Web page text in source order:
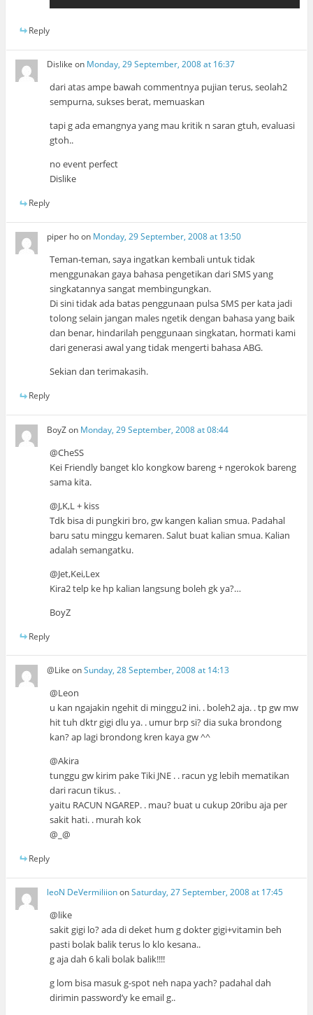
Reply
Dislike on Monday, 29 September, 2008 at 16:37
dari atas ampe bawah commentnya pujian terus, seolah2
sempurna, sukses berat, memuaskan
tapi g ada emangnya yang mau kritik n saran gtuh, evaluasi
gtoh..
no event perfect
Dislike
Reply
piper hoon Monday, 29 September, 2008 at 13:50
Teman-teman, saya ingatkan kembali untuk tidak
menggunakan gaya bahasa pengetikan dari SMS yang
singkatannya sangat membingungkan.
Di sini tidak ada batas penggunaan pulsa SMS per kata jadi
tolong selain jangan males ngetik dengan bahasa yang baik
dan benar, hindarilah penggunaan singkatan, hormati kami
dari generasi awal yang tidak mengerti bahasa ABG.
Sekian dan terimakasih.
Reply
BoyZon Monday, 29 September, 2008 at 08:44
@CheSS
Kei Friendly banget klo kongkow bareng + ngerokok bareng
sama kita.
@J,K,L + kiss
Tdk bisa di pungkiri bro, gw kangen kalian smua. Padahal
baru satu minggu kemaren. Salut buat kalian smua. Kalian
adalah semangatku.
@Jet,Kei,Lex
Kira2 telp ke hp kalian langsung boleh gk ya?…
BoyZ
Reply
@Like onSunday, 28 September, 2008 at 14:13
@Leon
u kan ngajakin ngehit di minggu2 ini. . boleh2 aja. . tp gw mw
hit tuh dktr gigi dlu ya. . umur brp si? dia suka brondong
kan? ap lagi brondong kren kaya gw ^^
@Akira
tunggu gw kirim pake Tiki JNE . . racun yg lebih mematikan
dari racun tikus. .
yaitu RACUN NGAREP. . mau? buat u cukup 20ribu aja per
sakit hati. . murah kok
@_@
Reply
leoN DeVermiliiononSaturday, 27 September, 2008 at 17:45
@like
sakit gigi lo? ada di deket hum g dokter gigi+vitamin beh
pasti bolak balik terus lo klo kesana..
g aja dah 6 kali bolak balik!!!!
g lom bisa masuk g-spot neh napa yach? padahal dah
dirimin password’y ke email g..